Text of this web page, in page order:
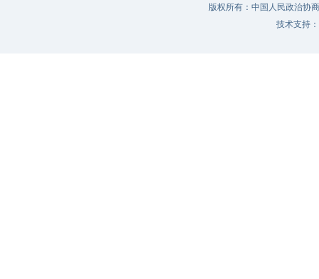
版权所有：中国人民政治协
技术支持：